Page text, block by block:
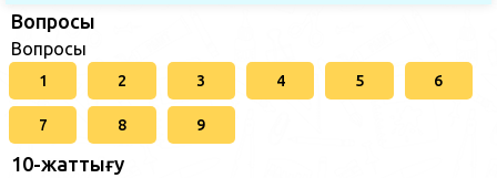
Вопросы
Вопросы
1 2 3 4 5 6
7 8 9
10-жаттығу